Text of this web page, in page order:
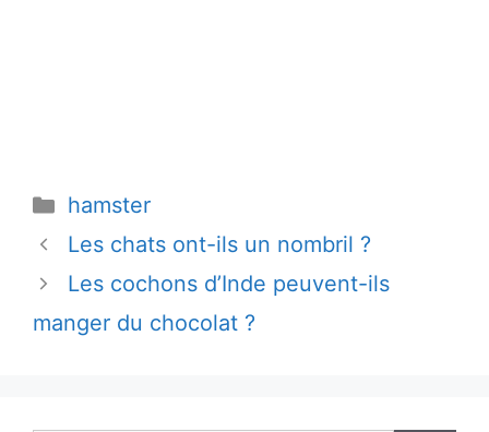
Catégories
hamster
Les chats ont-ils un nombril ?
Les cochons d’Inde peuvent-ils
manger du chocolat ?